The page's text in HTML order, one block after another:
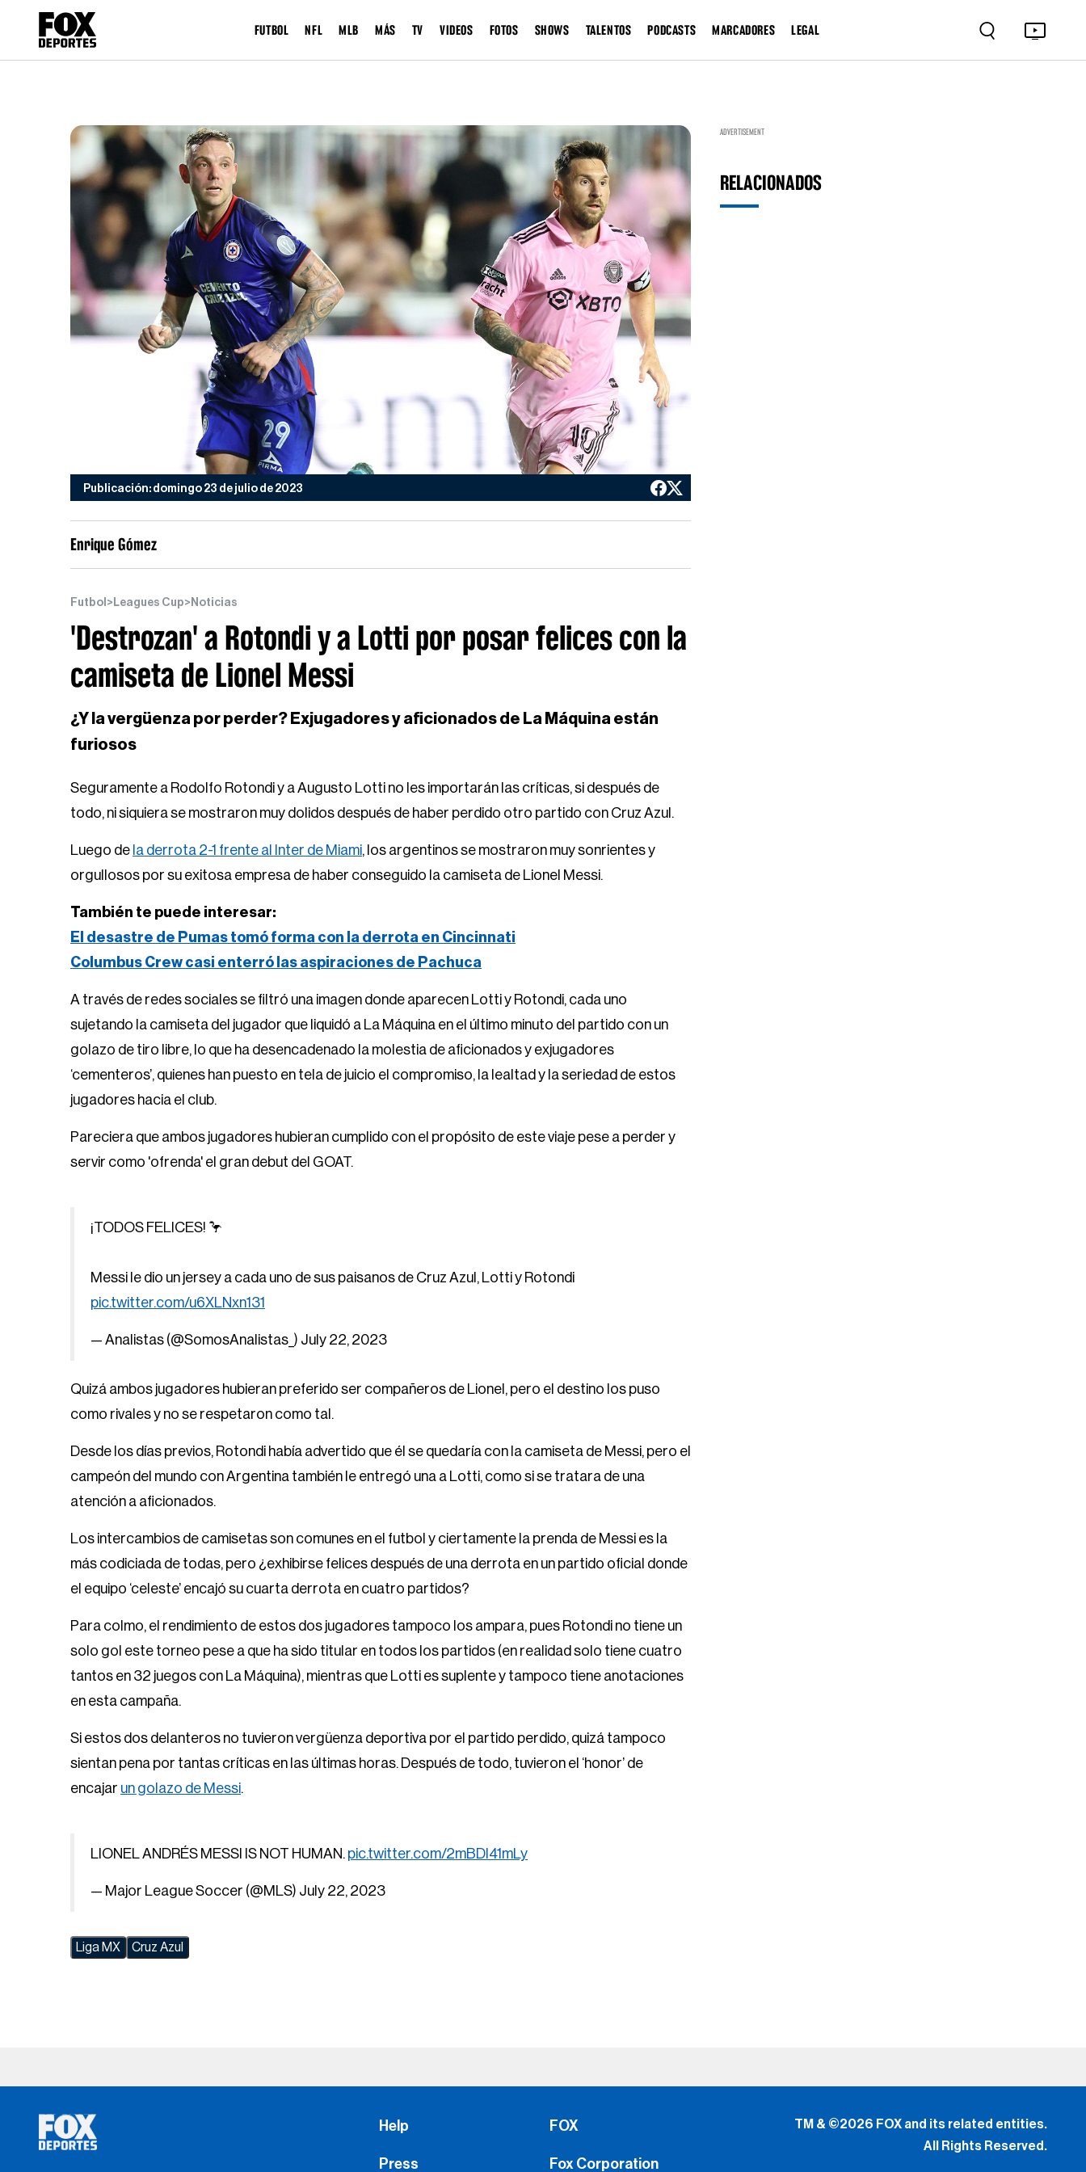
FUTBOL NFL MLB MÁS TV VIDEOS FOTOS SHOWS TALENTOS PODCASTS MARCADORES LEGAL
Publicación: domingo 23 de julio de 2023
Enrique Gómez
Futbol > Leagues Cup> Noticias
'Destrozan' a Rotondi y a Lotti por posar felices con la
camiseta de Lionel Messi
¿Y la vergüenza por perder? Exjugadores y aficionados de La Máquina están
furiosos
Seguramente a Rodolfo Rotondi y a Augusto Lotti no les importarán las críticas, si después de
todo, ni siquiera se mostraron muy dolidos después de haber perdido otro partido con Cruz Azul.
Luego de la derrota 2-1 frente al Inter de Miami, los argentinos se mostraron muy sonrientes y
orgullosos por su exitosa empresa de haber conseguido la camiseta de Lionel Messi.
También te puede interesar:
El desastre de Pumas tomó forma con la derrota en Cincinnati
Columbus Crew casi enterró las aspiraciones de Pachuca
A través de redes sociales se filtró una imagen donde aparecen Lotti y Rotondi, cada uno
sujetando la camiseta del jugador que liquidó a La Máquina en el último minuto del partido con un
golazo de tiro libre, lo que ha desencadenado la molestia de aficionados y exjugadores
‘cementeros’, quienes han puesto en tela de juicio el compromiso, la lealtad y la seriedad de estos
jugadores hacia el club.
Pareciera que ambos jugadores hubieran cumplido con el propósito de este viaje pese a perder y
servir como 'ofrenda' el gran debut del GOAT.
¡TODOS FELICES! 🦩
Messi le dio un jersey a cada uno de sus paisanos de Cruz Azul, Lotti y Rotondi
pic.twitter.com/u6XLNxn131
— Analistas (@SomosAnalistas_) July 22, 2023
Quizá ambos jugadores hubieran preferido ser compañeros de Lionel, pero el destino los puso
como rivales y no se respetaron como tal.
Desde los días previos, Rotondi había advertido que él se quedaría con la camiseta de Messi, pero el
campeón del mundo con Argentina también le entregó una a Lotti, como si se tratara de una
atención a aficionados.
Los intercambios de camisetas son comunes en el futbol y ciertamente la prenda de Messi es la
más codiciada de todas, pero ¿exhibirse felices después de una derrota en un partido oficial donde
el equipo ‘celeste’ encajó su cuarta derrota en cuatro partidos?
Para colmo, el rendimiento de estos dos jugadores tampoco los ampara, pues Rotondi no tiene un
solo gol este torneo pese a que ha sido titular en todos los partidos (en realidad solo tiene cuatro
tantos en 32 juegos con La Máquina), mientras que Lotti es suplente y tampoco tiene anotaciones
en esta campaña.
Si estos dos delanteros no tuvieron vergüenza deportiva por el partido perdido, quizá tampoco
sientan pena por tantas críticas en las últimas horas. Después de todo, tuvieron el ‘honor’ de
encajar un golazo de Messi.
LIONEL ANDRÉS MESSI IS NOT HUMAN. pic.twitter.com/2mBDI41mLy
— Major League Soccer (@MLS) July 22, 2023
Liga MX Cruz Azul
ADVERTISEMENT
RELACIONADOS
Help
Press
FOX
Fox Corporation
TM & ©2026 FOX and its related entities.
All Rights Reserved.